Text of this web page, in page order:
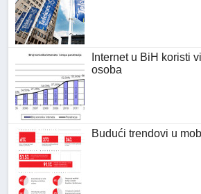
Internet u BiH koristi
osoba
Budući trendovi u